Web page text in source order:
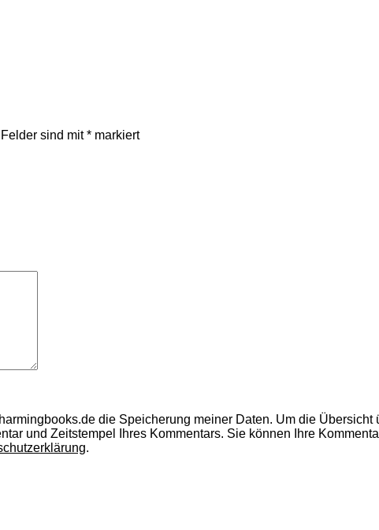
sind mit* markiert
die Speicherung meiner Daten. Um die Übersicht
und Zeitstempel Ihres Kommentars. Sie können Ihre
.